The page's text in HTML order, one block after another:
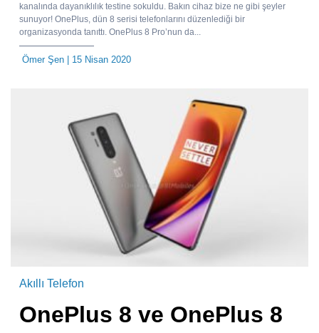
kanalında dayanıklılık testine sokuldu. Bakın cihaz bize ne gibi şeyler
sunuyor! OnePlus, dün 8 serisi telefonlarını düzenlediği bir
organizasyonda tanıttı. OnePlus 8 Pro’nun da...
Ömer Şen | 15 Nisan 2020
Akıllı Telefon
OnePlus 8 ve OnePlus 8